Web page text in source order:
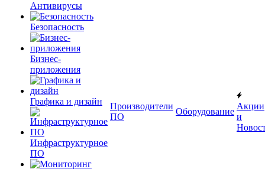
Антивирусы
Безопасность
Бизнес-
приложения
Графика и дизайн
Инфраструктурное
ПО
Производители
ПО
Оборудование
Акции
и